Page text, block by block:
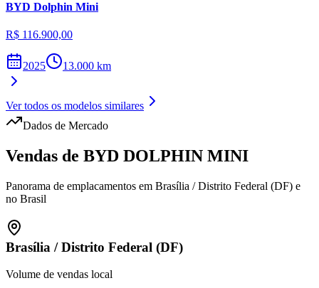
BYD Dolphin Mini
R$ 116.900,00
2025 13.000 km
Ver todos os modelos similares
Dados de Mercado
Vendas de BYD DOLPHIN MINI
Panorama de emplacamentos em Brasília / Distrito Federal (DF) e
no Brasil
Brasília /Distrito Federal (DF)
Volume de vendas local